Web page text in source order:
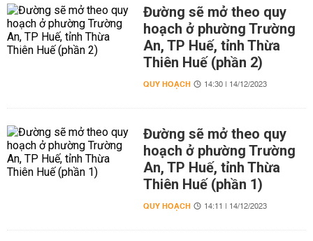
Đường sẽ mở theo quy
hoạch ở phường Trường
An, TP Huế, tỉnh Thừa
Thiên Huế (phần 2)
QUY HOẠCH 14:30 | 14/12/2023
Đường sẽ mở theo quy
hoạch ở phường Trường
An, TP Huế, tỉnh Thừa
Thiên Huế (phần 1)
QUY HOẠCH 14:11 | 14/12/2023